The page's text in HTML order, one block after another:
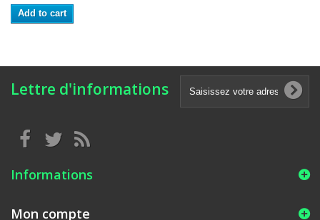
Add to cart
Lettre d'informations
Informations
Mon compte